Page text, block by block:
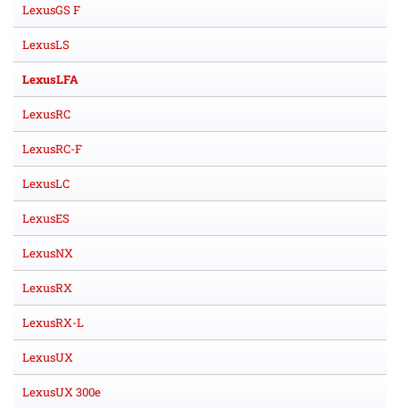
LexusGS F
LexusLS
LexusLFA
LexusRC
LexusRC-F
LexusLC
LexusES
LexusNX
LexusRX
LexusRX-L
LexusUX
LexusUX 300e